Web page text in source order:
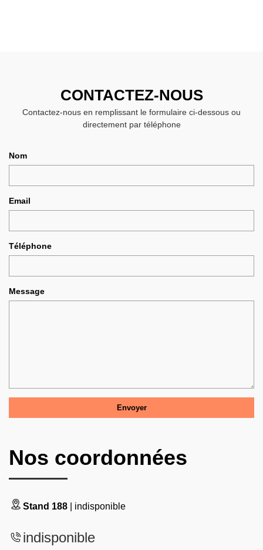
CONTACTEZ-NOUS
Contactez-nous en remplissant le formulaire ci-dessous ou
directement par téléphone
Nom
Email
Téléphone
Message
Nos coordonnées
Stand 188 | indisponible
indisponible